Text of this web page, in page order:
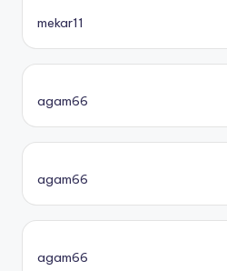
mekar11
agam66
agam66
agam66